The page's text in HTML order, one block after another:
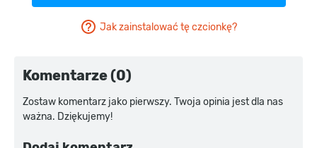
Jak zainstalować tę czcionkę?
Komentarze (0)
Zostaw komentarz jako pierwszy. Twoja opinia jest dla nas
ważna. Dziękujemy!